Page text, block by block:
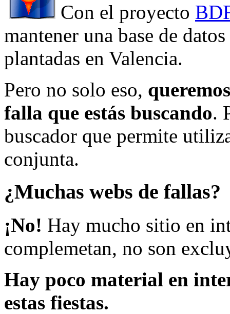
Con el proyecto
mantener una base de
plantadas en Valencia.
Pero no solo eso,
falla que estás buscando.
buscador que permite
conjunta.
¿Muchas webs de fallas?
¡No! Hay mucho sitio en
complemetan, no son
Hay poco material en
estas fiestas.